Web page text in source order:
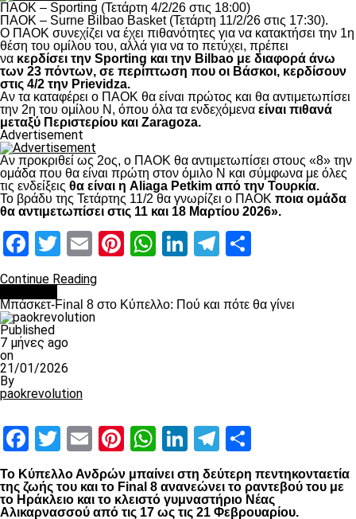
ΠΑΟΚ – Sporting (Τετάρτη 4/2/26 στις 18:00)
ΠΑΟΚ – Surne Bilbao Basket (Τετάρτη 11/2/26 στις 17:30).
Ο ΠΑΟΚ συνεχίζει να έχει πιθανότητες για να κατακτήσει την 1η
θέση του ομίλου του, αλλά για να το πετύχει, πρέπει
να κερδίσει την Sporting και την Bilbao με διαφορά άνω
των 23 πόντων, σε περίπτωση που οι Βάσκοι, κερδίσουν
στις 4/2 την Prievidza.
Αν τα καταφέρει ο ΠΑΟΚ θα είναι πρώτος και θα αντιμετωπίσει
την 2η του ομίλου Ν, όπου όλα τα ενδεχόμενα είναι πιθανά
μεταξύ Περιστερίου και Zaragoza.
Advertisement
Αν προκριθεί ως 2ος, ο ΠΑΟΚ θα αντιμετωπίσει στους «8» την
ομάδα που θα είναι πρώτη στον όμιλο Ν και σύμφωνα με όλες
τις ενδείξεις θα είναι η Aliaga Petkim από την Τουρκία.
Το βράδυ της Τετάρτης 11/2 θα γνωρίζει ο ΠΑΟΚ ποια ομάδα
θα αντιμετωπίσει στις 11 και 18 Μαρτίου 2026».
Facebook
Twitter
EmailPinterest
WhatsApp
LinkedIn
Telegram
Continue Reading
Μπάσκετ-Final 8 στο Κύπελλο: Πού και πότε θα γίνει
Published
7 μήνες ago
on
21/01/2026
By
paokrevolution
Facebook
Twitter
EmailPinterest
WhatsApp
LinkedIn
Telegram
Το Κύπελλο Ανδρών μπαίνει στη δεύτερη πεντηκονταετία
της ζωής του και το Final 8 ανανεώνει το ραντεβού του με
το Ηράκλειο και το κλειστό γυμναστήριο Νέας
Αλικαρνασσού από τις 17 ως τις 21 Φεβρουαρίου.